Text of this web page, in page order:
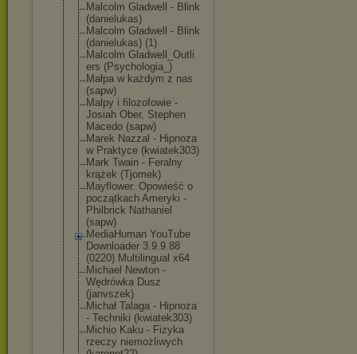
Malcolm Gladwell - Blink
(danielukas)
Malcolm Gladwell - Blink
(danielukas) (1)
Malcolm Gladwell_Outli
ers (Psychologia_)
Małpa w każdym z nas
(sapw)
Malpy i filozofowie -
Josiah Ober, Stephen
Macedo (sapw)
Marek Nazzal - Hipnoza
w Praktyce (kwiatek303)
Mark Twain - Feralny
krążek (Tjomek)
Mayflower. Opowieść o
początkach Ameryki -
Philbrick Nathaniel
(sapw)
MediaHuman YouTube
Downloader 3.9.9.88
(0220) Multilingual x64
Michael Newton -
Wędrówka Dusz
(janvszek)
Michał Talaga - Hipnoza
- Techniki (kwiatek303)
Michio Kaku - Fizyka
rzeczy niemożliwych